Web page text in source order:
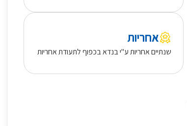
אחריות
שנתיים אחריות ע"י בנדא בכפוף לתעודת אחריות